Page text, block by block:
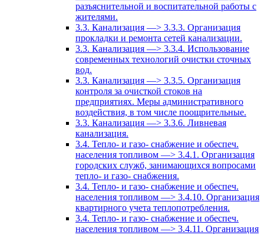
разъяснительной и воспитательной работы с
жителями.
3.3. Канализация —> 3.3.3. Организация
прокладки и ремонта сетей канализации.
3.3. Канализация —> 3.3.4. Использование
современных технологий очистки сточных
вод.
3.3. Канализация —> 3.3.5. Организация
контроля за очисткой стоков на
предприятиях. Меры административного
воздействия, в том числе поощрительные.
3.3. Канализация —> 3.3.6. Ливневая
канализация.
3.4. Тепло- и газо- снабжение и обеспеч.
населения топливом —> 3.4.1. Организация
городских служб, занимающихся вопросами
тепло- и газо- снабжения.
3.4. Тепло- и газо- снабжение и обеспеч.
населения топливом —> 3.4.10. Организация
квартирного учета теплопотребления.
3.4. Тепло- и газо- снабжение и обеспеч.
населения топливом —> 3.4.11. Организация